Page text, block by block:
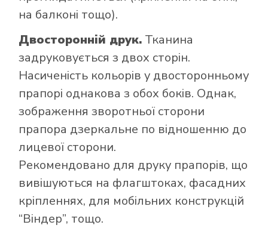
на балконі тощо).
Двосторонній друк. Тканина
задруковується з двох сторін.
Насиченість кольорів у двосторонньому
прапорі однакова з обох боків. Однак,
зображення зворотньої сторони
прапора дзеркальне по відношенню до
лицевої сторони.
Рекомендовано для друку прапорів, що
вивішуються на флагштоках, фасадних
кріпленнях, для мобільних конструкцій
“Віндер”, тощо.